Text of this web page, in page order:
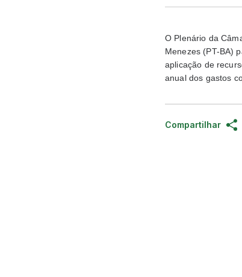
O Plenário da
Menezes (PT-BA)
aplicação de
anual dos gastos
Compartilhar